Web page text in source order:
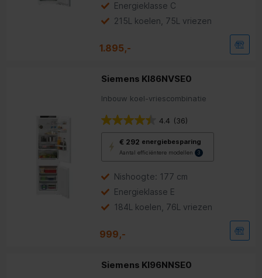
voor
energiebesparing.
Energieklasse C
215L koelen, 75L vriezen
1.895,-
Siemens KI86NVSE0
Inbouw koel-vriescombinatie
4.4 (36)
€ 292 energiebesparing
Aantal efficiëntere modellen 3
deze
knop
Youreko’s
voor
energiebesparing.
Nishoogte: 177 cm
Energieklasse E
184L koelen, 76L vriezen
999,-
Siemens KI96NNSE0